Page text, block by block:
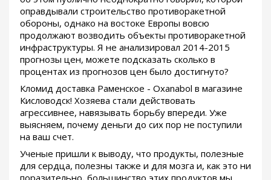
оправдывали строительство противоракетной
обороны, однако на востоке Европы вовсю
продолжают возводить объекты противоракетной
инфраструктуры. Я не анализировал 2014-2015
прогнозы цен, можете подсказать сколько в
процентах из прогнозов цен было достигнуто?
Кломид доставка Раменское - Oxanabol в магазине
Кисловодск! Хозяева стали действовать
агрессивнее, навязывать борьбу впереди. Уже
выясняем, почему деньги до сих пор не поступили
на ваш счет.
Ученые пришли к выводу, что продукты, полезные
для сердца, полезны также и для мозга и, как это ни
поразительно, большинство этих продуктов мы